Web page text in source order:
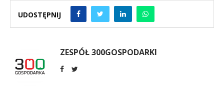
UDOSTĘPNIJ
ZESPÓŁ 300GOSPODARKI